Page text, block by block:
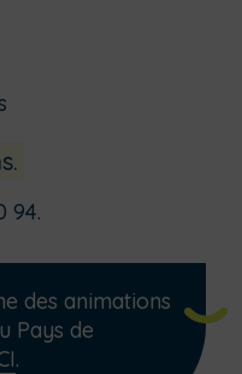
94.
des animations
Pays de
.